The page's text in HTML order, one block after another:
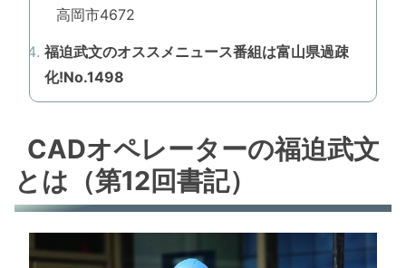
高岡市4672
福迫武文のオススメニュース番組は富山県過疎
化!No.1498
CADオペレーターの福迫武文
とは（第12回書記）